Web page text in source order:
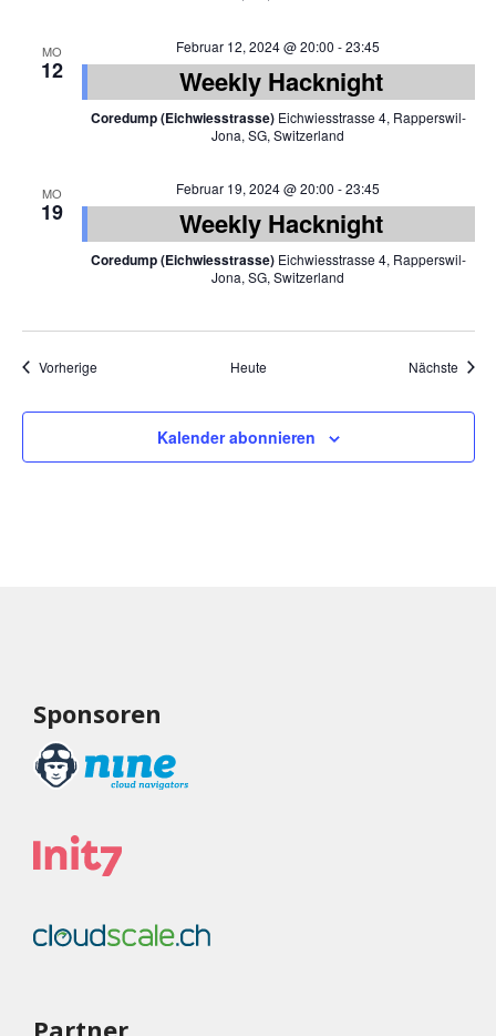
MO
12
Februar 12, 2024 @ 20:00 -23:45
Weekly Hacknight
Coredump (Eichwiesstrasse) Eichwiesstrasse 4, Rapperswil-
Jona, SG, Switzerland
MO
19
Februar 19, 2024 @ 20:00 -23:45
Weekly Hacknight
Coredump (Eichwiesstrasse) Eichwiesstrasse 4, Rapperswil-
Jona, SG, Switzerland
VorherigeVeranstaltungen Heute Nächste
Kalender abonnieren
Sponsoren
Partner